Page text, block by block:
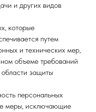
и других видов
которые
путем
и технических мер,
объеме требований
защиты
персональных
меры, исключающие